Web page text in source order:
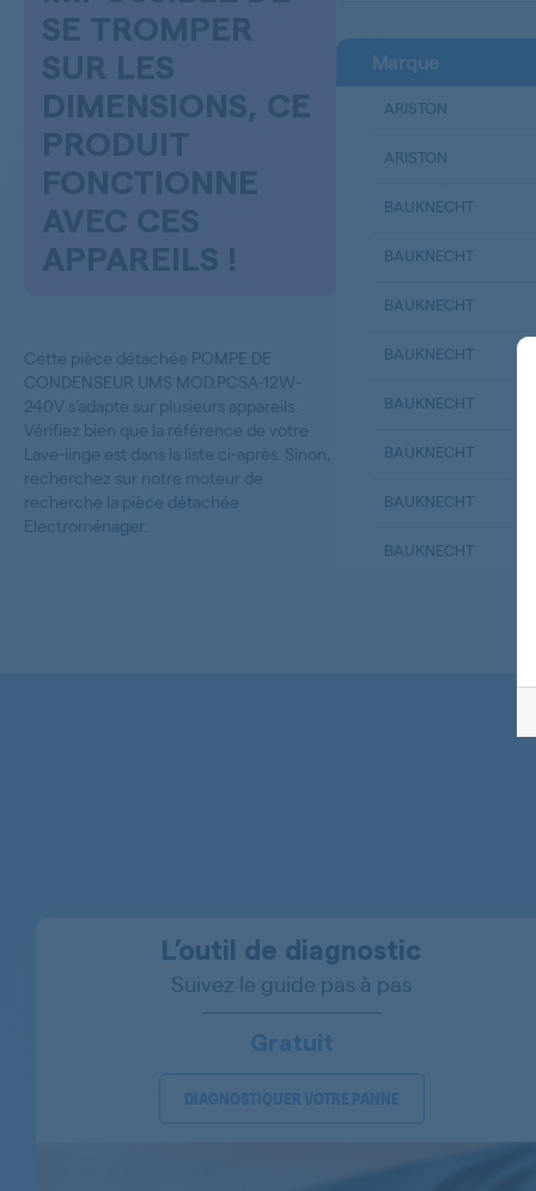
SE TROMPER
SUR LES
DIMENSIONS, CE
PRODUIT
FONCTIONNE
AVEC CES
APPAREILS !
Cette pièce détachée POMPE DE
CONDENSEUR UMS MOD.PCSA-12W-
240V s’adapte sur plusieurs appareils.
Vérifiez bien que la référence de votre
Lave-linge est dans la liste ci-après. Sinon,
recherchez sur notre moteur de
recherche la pièce détachée
Electroménager.
Marque
ARISTON
ARISTON
BAUKNECHT
BAUKNECHT
BAUKNECHT
BAUKNECHT
BAUKNECHT
BAUKNECHT
BAUKNECHT
BAUKNECHT
BAUKNECHT
BAUKNECHT
BAUKNECHT
L’outil de diagnostic
Suivez le guide pas à pas
Gratuit
DIAGNOSTIQUER VOTRE PANNE